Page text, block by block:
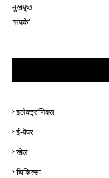
मुखपृष्ठ
‘संपर्क’
इलेक्ट्रॉनिक्स
ई-पेपर
खेल
चिकित्सा